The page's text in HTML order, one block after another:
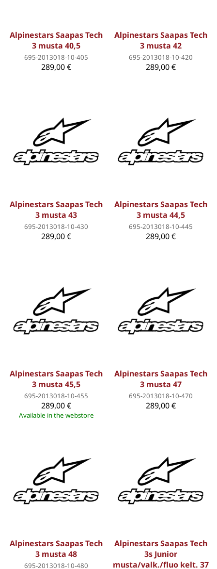
Alpinestars Saapas Tech
3 musta 40,5
695-2013018-10-405
289,00 €
Alpinestars Saapas Tech
3 musta 42
695-2013018-10-420
289,00 €
Alpinestars Saapas Tech
3 musta 43
695-2013018-10-430
289,00 €
Alpinestars Saapas Tech
3 musta 44,5
695-2013018-10-445
289,00 €
Alpinestars Saapas Tech
3 musta 45,5
695-2013018-10-455
289,00 €
Available in the webstore
Alpinestars Saapas Tech
3 musta 47
695-2013018-10-470
289,00 €
Alpinestars Saapas Tech
3 musta 48
695-2013018-10-480
Alpinestars Saapas Tech
3s Junior
musta/valk./fluo kelt. 37